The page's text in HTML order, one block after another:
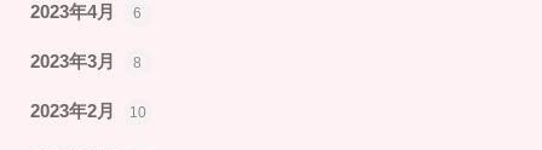
2023年4月 6
2023年3月 8
2023年2月 10